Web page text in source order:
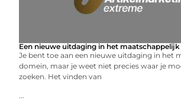
Een nieuwe uitdaging in het
Je bent toe aan een nieuwe uitdaging in het
domein, maar je weet niet precies waar je
zoeken. Het vinden van
...